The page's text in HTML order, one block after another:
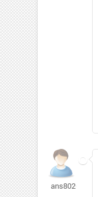
ans80264